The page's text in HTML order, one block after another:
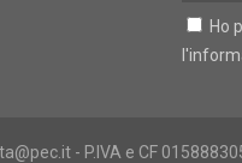
Ho
l'
- P.IVA e CF